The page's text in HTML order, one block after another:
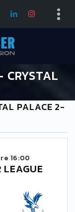
CRYSTAL
2022/2023
PALACE 2-
16:00